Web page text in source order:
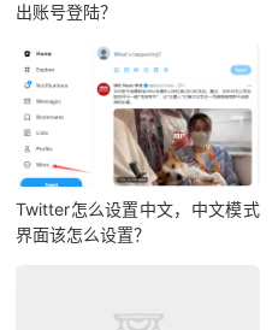
出账号登陆？
Twitter怎么设置中文，中文模式
界面该怎么设置？